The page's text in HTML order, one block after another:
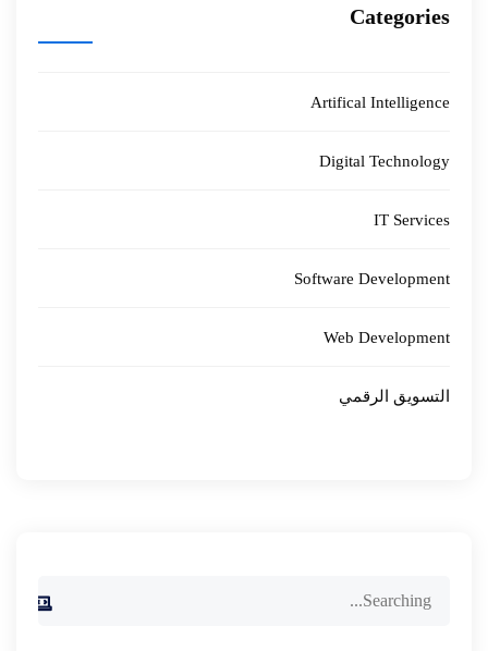
Categories
Artifical Intelligence
Digital Technology
IT Services
Software Development
Web Development
التسويق الرقمي